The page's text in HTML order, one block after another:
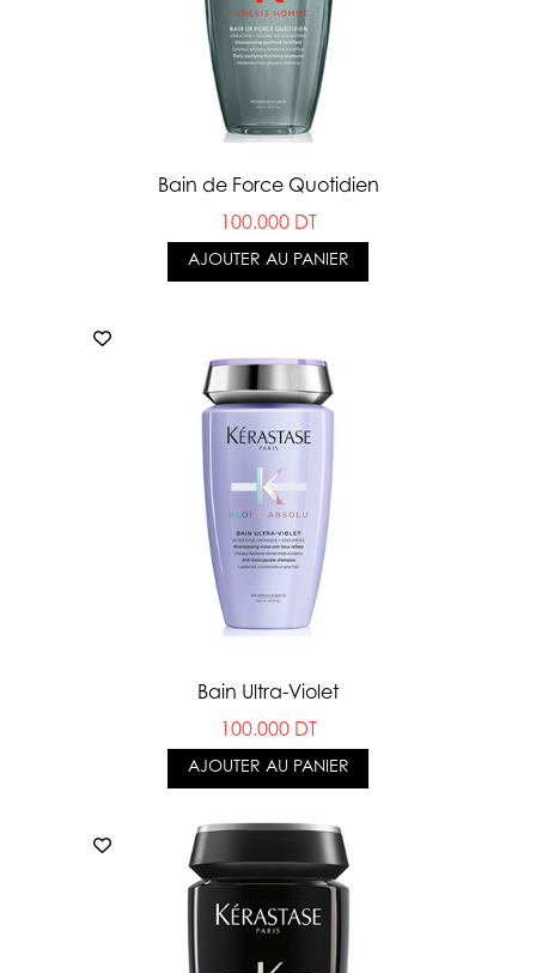
Bain de Force Quotidien
100.000 DT
AJOUTER AU PANIER
Bain Ultra-Violet
100.000 DT
AJOUTER AU PANIER